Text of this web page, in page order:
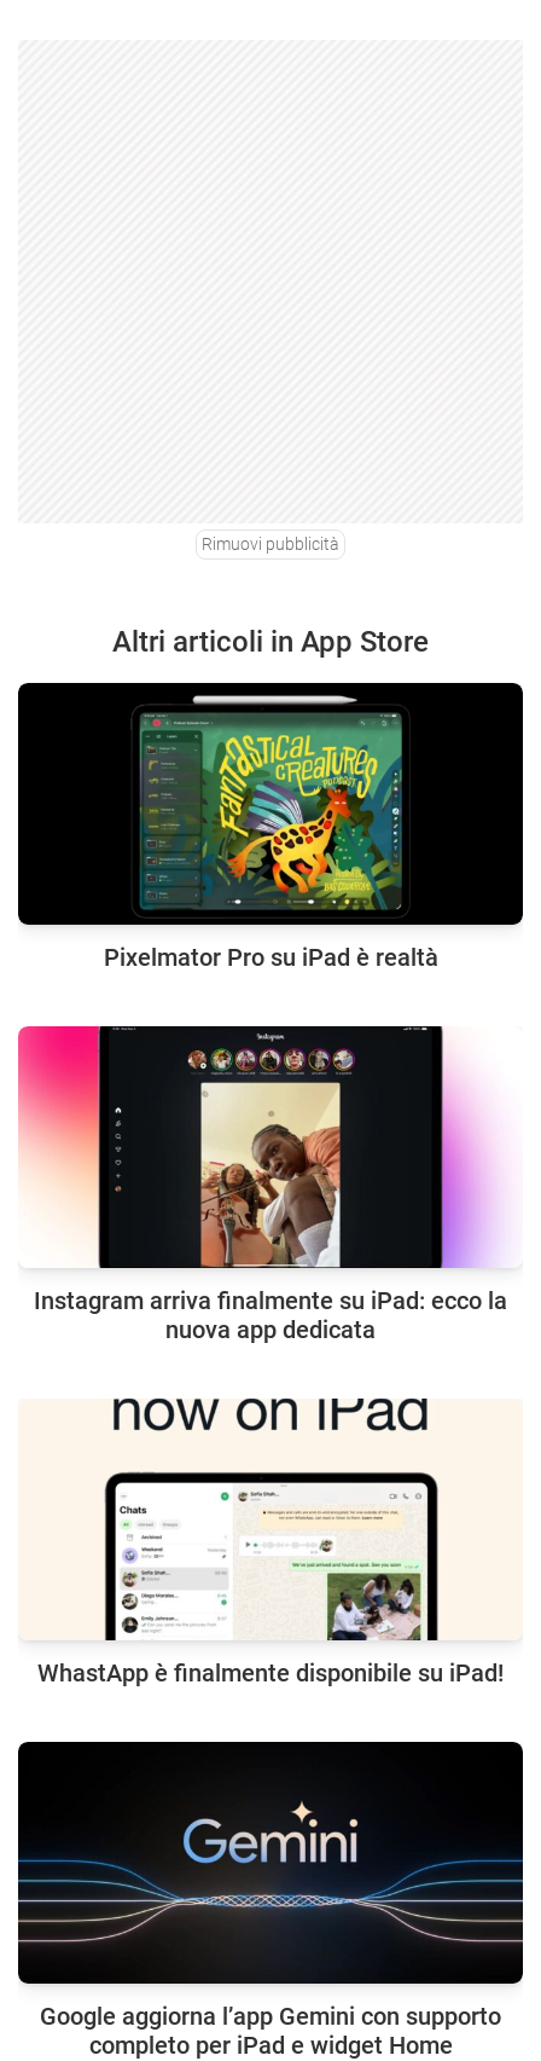
Rimuovi pubblicità
Altri articoli in App Store
Pixelmator Pro su iPad è realtà
Instagram arriva finalmente su iPad: ecco la
nuova app dedicata
WhastApp è finalmente disponibile su iPad!
Google aggiorna l’app Gemini con supporto
completo per iPad e widget Home